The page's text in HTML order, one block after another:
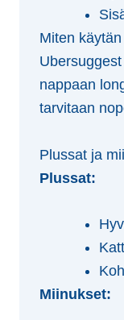
Miten
nappaan
tarvitaan
Plussat ja
Plussat:
Miinukset: